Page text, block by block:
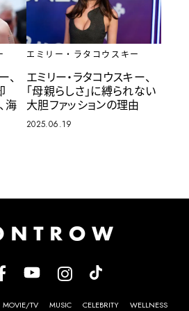
、
海
エミリー・ラタコウスキー
エミリー・ラタコウスキー、
「母親らしさ」に縛られない
大胆ファッションの理由
2025.06.19
MOVIE/TV MUSIC CELEBRITY WELLNESS